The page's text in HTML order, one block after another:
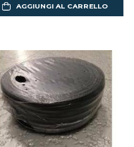
AGGIUNGI AL CARRELLO